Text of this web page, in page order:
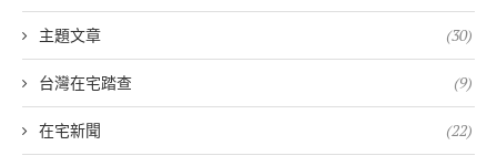
主題文章 (30)
台灣在宅踏查 (9)
在宅新聞 (22)